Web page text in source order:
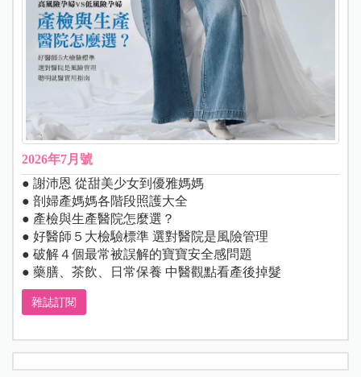
2026年7月號
● 謝沛恩 從甜美少女到優雅媽媽
● 剖婦產媽媽各階段照護大全
● 產檢與生產醫院怎麼選？
● 好醫師５大檢驗標準 選對醫院是風險管理
● 破解４個最常被誤解的寶寶安全感問題
● 藥膳、茶飲、日常保養 中醫觀點看產後掉髮
雜誌訂閱